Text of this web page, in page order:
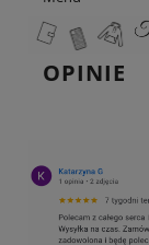
OPINIE